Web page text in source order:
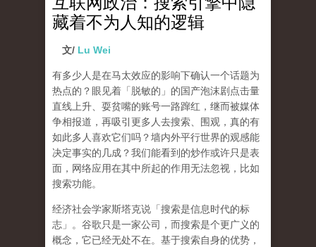
藏着不为人知的逻辑
文/ Lu Wei
有多少人是在马太效应的影响下确认一个话题为
热点的？眼见着「脱敏的」的国产泡沫剧点击量
直线上升、耍贫嘴的账号一路蹿红，继而被媒体
争相报道，再吸引更多人去搜索、围观，真的有
如此多人喜欢它们吗？墙内外平行世界的观感能
决定事实的几成？我们能看到的炒作或许只是表
面，网络应用在其中所起的作用无法忽视，比如
搜索功能。
经济社会学家斯塔克说「搜索是信息时代的标
志」。谷歌只是一家公司，而搜索是个更广义的
概念，它已经无处不在。基于搜索自身的优势，